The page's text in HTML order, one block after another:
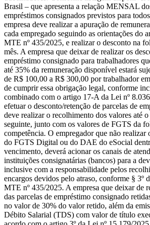
Brasil – que apresenta a relação MENSAL
empréstimos consignados previstos para
empresa deve realizar a apuração de
cada empregado seguindo as orientações do
MTE nº 435/2025, e realizar o desconto na
mês. A empresa que deixar de realizar os
empréstimo consignado para trabalhadores
até 35% da remuneração disponível estará
de R$ 100,00 a R$ 300,00 por trabalhador
de cumprir essa obrigação legal, conforme
combinado com o artigo 17-A da Lei nº
efetuar o desconto/retenção de parcelas de
deve realizar o recolhimento dos valores até
seguinte, junto com os valores de FGTS da
competência. O empregador que não realizar
do FGTS Digital ou do DAE do eSocial
vencimento, deverá acionar os canais de
instituições consignatárias (bancos) para a
inclusive com a responsabilidade pelos
encargos devidos pelo atraso, conforme § 3º
MTE nº 435/2025. A empresa que deixar de
das parcelas de empréstimo consignado
no valor de 30% do valor retido, além da
Débito Salarial (TDS) com valor de título